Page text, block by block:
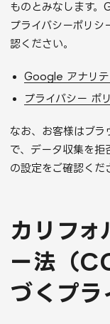
ものとみなします
プライバシーポリシ
認ください。
Google アナリテ
プライバシー ポ
なお、お客様はブ
で、データ収集を拒
の設定をご確認くだ
カリフォ
ー法（
づくプラ